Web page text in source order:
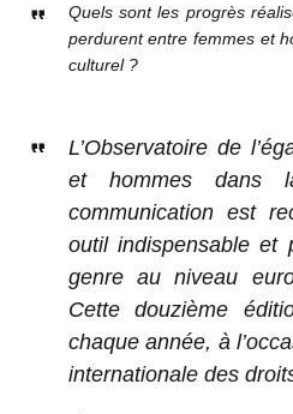
Quels sont les progrès
perdurent entre femmes et
culturel ?
L’Observatoire de
et hommes dans
communication est
outil indispensable et
genre au niveau
Cette douzième
chaque année, à
internationale des